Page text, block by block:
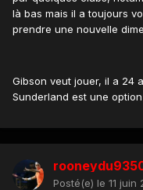
là bas mais il a toujours
prendre une nouvelle
Gibson veut jouer, il a 24
Sunderland est une
Posté(e) le 11 juin